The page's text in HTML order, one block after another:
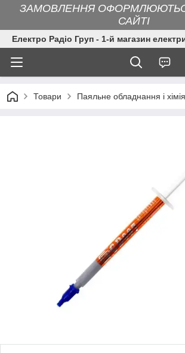
ЗАМОВЛЕННЯ
САЙТІ
Електро Радіо Груп - 1-й магазин
Товари Паяльне обладнання і хімія